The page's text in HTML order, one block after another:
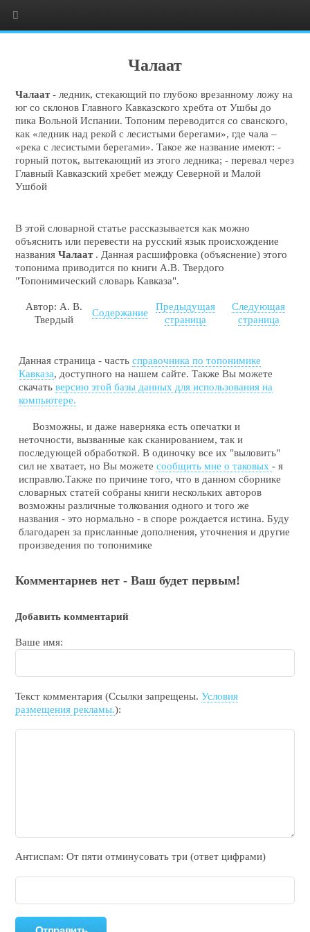
Чалаат
Чалаат- ледник, стекающий по глубоко врезанному ложу на
юг со склонов Главного Кавказского хребта от Ушбы до
пика Вольной Испании. Топоним переводится со сванского,
как «ледник над рекой с лесистыми берегами», где чала –
«река с лесистыми берегами». Такое же название имеют: -
горный поток, вытекающий из этого ледника; - перевал через
Главный Кавказский хребет между Северной и Малой
Ушбой
В этой словарной статье рассказывается как можно
объяснить или перевести на русский язык происхождение
названияЧалаат . Данная расшифровка (объяснение) этого
топонима приводится по книги А.В. Твердого
"Топонимический словарь Кавказа".
Автор: А. В.
Твердый
Содержание
Предыдущая
страница
Следующая
страница
Данная страница - частьсправочника по топонимике
Кавказа, доступного на нашем сайте. Также Вы можете
скачатьверсию этой базы данных для использования на
компьютере.
Возможны, и даже наверняка есть опечатки и
неточности, вызванные как сканированием, так и
последующей обработкой. В одиночку все их "выловить"
сил не хватает, но Вы можетесообщить мне о таковых- я
исправлю.Также по причине того, что в данном сборнике
словарных статей собраны книги нескольких авторов
возможны различные толкования одного и того же
названия - это нормально - в споре рождается истина. Буду
благодарен за присланные дополнения, уточнения и другие
произведения по топонимике
Комментариев нет - Ваш будет первым!
Добавить комментарий
Ваше имя:
Текст комментария (Ссылки запрещены.Условия
размещения рекламы.):
Антиспам: От пяти отминycовать тpи (ответ цифрами)